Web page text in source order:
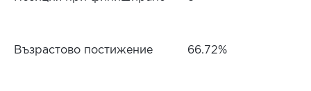
Възрастово постижение 66.72%